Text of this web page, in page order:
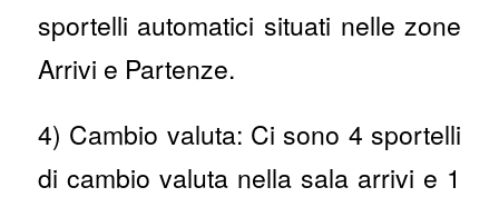
sportelli automatici situati nelle zone
Arrivi e Partenze.
4) Cambio valuta: Ci sono 4 sportelli
di cambio valuta nella sala arrivi e 1